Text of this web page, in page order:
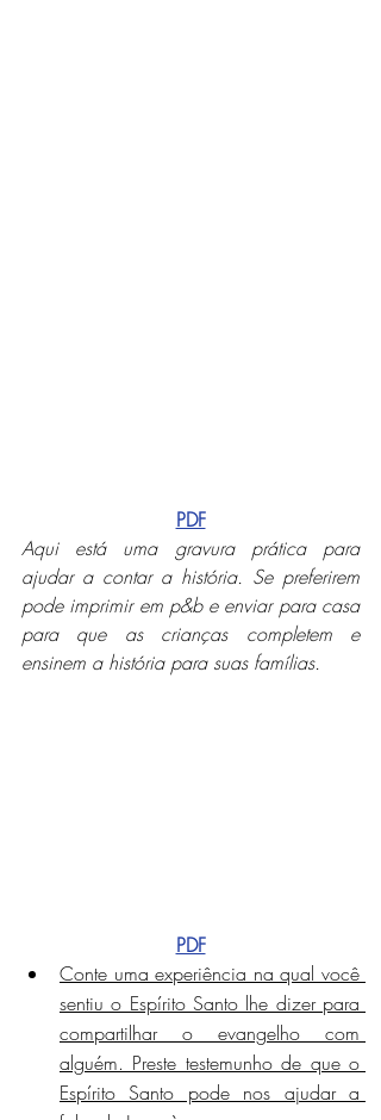
PDF
Aqui está uma gravura prática para
ajudar a contar a história. Se preferirem
pode imprimir em p&b e enviar para casa
para que as crianças completem e
ensinem a história para suas famílias.
PDF
Conte uma experiência na qual você
sentiu o Espírito Santo lhe dizer para
compartilhar o evangelho com
alguém. Preste testemunho de que o
Espírito Santo pode nos ajudar a